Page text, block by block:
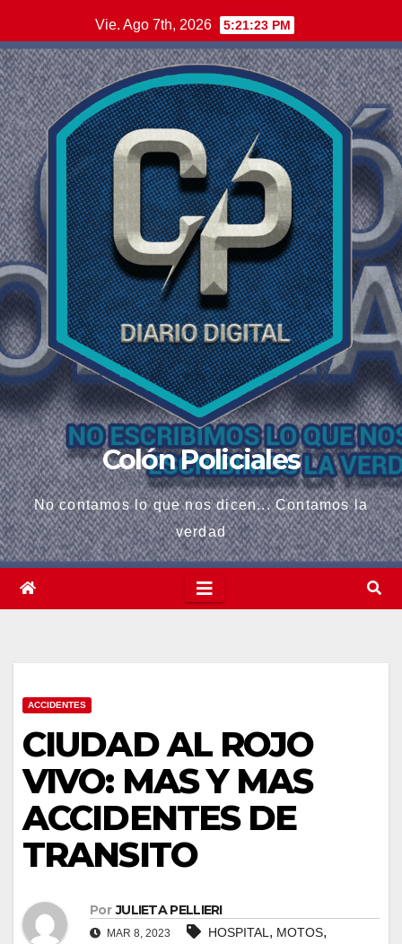
al
contenido
Vie. Ago 7th, 2026 5:21:24 PM
Colón Policiales
No contamos lo que nos dicen... Contamos la
verdad
ACCIDENTES
CIUDAD AL ROJO
VIVO: MAS Y MAS
ACCIDENTES DE
TRANSITO
Por JULIETA PELLIERI
MAR 8, 2023 HOSPITAL, MOTOS,